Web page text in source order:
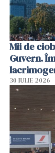
Mii de
Guvern.
30 IULIE 2026